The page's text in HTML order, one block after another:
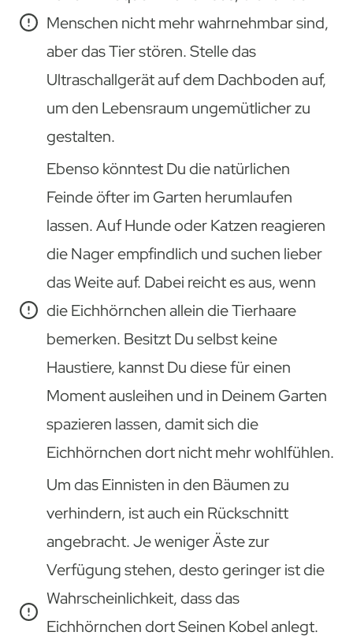
Menschen nicht mehr wahrnehmbar sind,
aber das Tier stören. Stelle das
Ultraschallgerät auf dem Dachboden auf,
um den Lebensraum ungemütlicher zu
gestalten.
Ebenso könntest Du die natürlichen
Feinde öfter im Garten herumlaufen
lassen. Auf Hunde oder Katzen reagieren
die Nager empfindlich und suchen lieber
das Weite auf. Dabei reicht es aus, wenn
die Eichhörnchen allein die Tierhaare
bemerken. Besitzt Du selbst keine
Haustiere, kannst Du diese für einen
Moment ausleihen und in Deinem Garten
spazieren lassen, damit sich die
Eichhörnchen dort nicht mehr wohlfühlen.
Um das Einnisten in den Bäumen zu
verhindern, ist auch ein Rückschnitt
angebracht. Je weniger Äste zur
Verfügung stehen, desto geringer ist die
Wahrscheinlichkeit, dass das
Eichhörnchen dort Seinen Kobel anlegt.